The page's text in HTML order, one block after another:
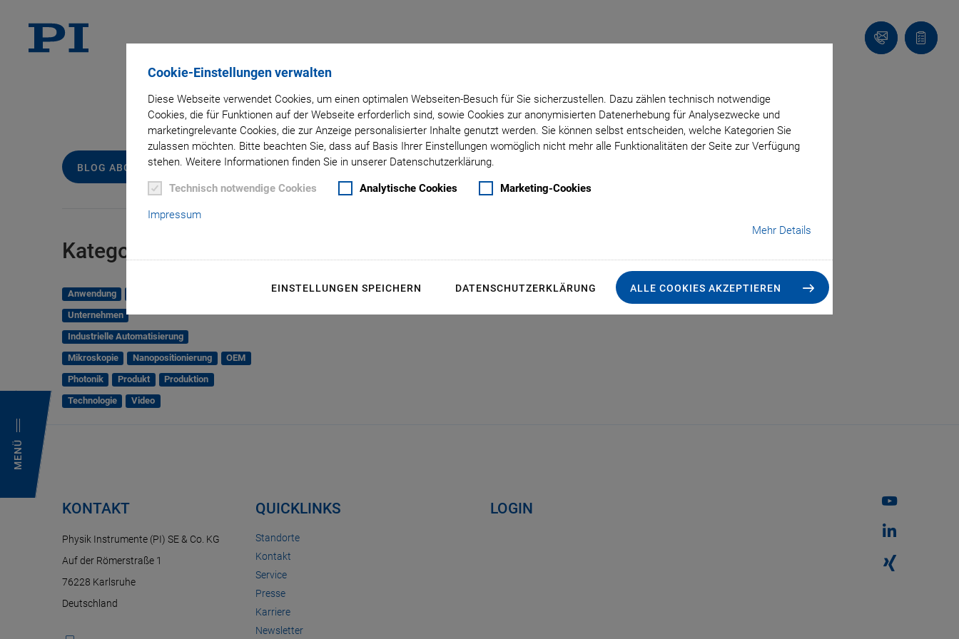
Cookie-Einstellungen verwalten
Diese Webseite verwendet Cookies, um einen optimalen Webseiten-Besuch für Sie sicherzustellen. Dazu zählen technisch notwendige
Cookies, die für Funktionen auf der Webseite erforderlich sind, sowie Cookies zur anonymisierten Datenerhebung für Analysezwecke und
marketingrelevante Cookies, die zur Anzeige personalisierter Inhalte genutzt werden. Sie können selbst entscheiden, welche Kategorien Sie
zulassen möchten. Bitte beachten Sie, dass auf Basis Ihrer Einstellungen womöglich nicht mehr alle Funktionalitäten der Seite zur Verfügung
stehen. Weitere Informationen finden Sie in unserer Datenschutzerklärung.
Technisch notwendige Cookies Analytische Cookies Marketing-Cookies
Impressum
Mehr Details
EINSTELLUNGEN SPEICHERN DATENSCHUTZERKLÄRUNG ALLE COOKIES AKZEPTIEREN
MENÜ
Kontakt
BLOG ABONNIEREN
Kategorien
Anwendung
Unternehmen
Industrielle Automatisierung
Mikroskopie
Nanopositionierung
OEM
Photonik
Produkt
Produktion
Technologie
Video
Author: Takuma Yagi
KONTAKT
Physik Instrumente (PI) SE & Co. KG
Auf der Römerstraße 1
76228 Karlsruhe
Deutschland
QUICKLINKS
Standorte
Kontakt
Service
Presse
Karriere
Newsletter
LOGIN